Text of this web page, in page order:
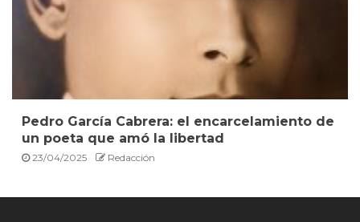
Pedro García Cabrera: el encarcelamiento de
un poeta que amó la libertad
23/04/2025 Redacción